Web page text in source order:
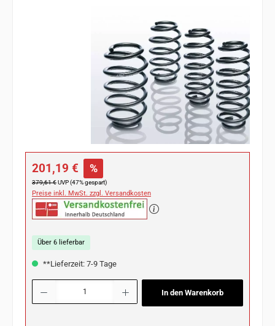
Verkaufspreis:
201,19 € %
Regulärer Preis:
379,61 €UVP (47% gespart)
Preise inkl. MwSt. zzgl. Versandkosten
Über 6 lieferbar
**Lieferzeit: 7-9 Tage
Produkt Anzahl: Gib den gewünschten Wert ein oder benutze die Schaltflächen
In den Warenkorb